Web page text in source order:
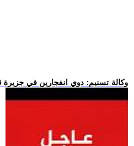
.. وكالة تسنيم: دوي انفجارين في